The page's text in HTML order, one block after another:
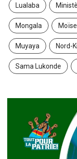
Lualaba
Mongala
Muyaya Nord-
Sama Lukonde